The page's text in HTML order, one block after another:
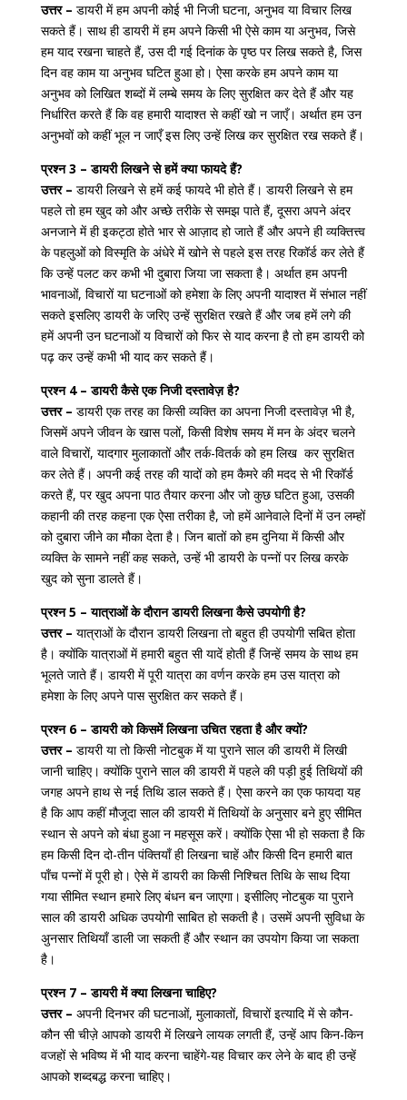
उत्तर – डायरी में हम अपनी कोई भी निजी घटना, अनुभव या विचार लिख
सकते हैं। साथ ही डायरी में हम अपने किसी भी ऐसे काम या अनुभव, जिसे
हम याद रखना चाहते हैं, उस दी गई दिनांक के पृष्ठ पर लिख सकते है, जिस
दिन वह काम या अनुभव घटित हुआ हो। ऐसा करके हम अपने काम या
अनुभव को लिखित शब्दों में लम्बे समय के लिए सुरक्षित कर देते हैं और यह
निर्धारित करते हैं कि वह हमारी यादाश्त से कहीं खो न जाएँ। अर्थात हम उन
अनुभवों को कहीं भूल न जाएँ इस लिए उन्हें लिख कर सुरक्षित रख सकते हैं।
प्रश्न 3 – डायरी लिखने से हमें क्या फायदे हैं?
उत्तर – डायरी लिखने से हमें कई फायदे भी होते हैं। डायरी लिखने से हम
पहले तो हम खुद को और अच्छे तरीके से समझ पाते हैं, दूसरा अपने अंदर
अनजाने में ही इकट्ठा होते भार से आज़ाद हो जाते हैं और अपने ही व्यक्तित्त्व
के पहलुओं को विस्मृति के अंधेरे में खोने से पहले इस तरह रिकॉर्ड कर लेते हैं
कि उन्हें पलट कर कभी भी दुबारा जिया जा सकता है। अर्थात हम अपनी
भावनाओं, विचारों या घटनाओं को हमेशा के लिए अपनी यादाश्त में संभाल नहीं
सकते इसलिए डायरी के जरिए उन्हें सुरक्षित रखते हैं और जब हमें लगे की
हमें अपनी उन घटनाओं य विचारों को फिर से याद करना है तो हम डायरी को
पढ़ कर उन्हें कभी भी याद कर सकते हैं।
प्रश्न 4 – डायरी कैसे एक निजी दस्तावेज़ है?
उत्तर – डायरी एक तरह का किसी व्यक्ति का अपना निजी दस्तावेज़ भी है,
जिसमें अपने जीवन के खास पलों, किसी विशेष समय में मन के अंदर चलने
वाले विचारों, यादगार मुलाकातों और तर्क-वितर्क को हम लिख कर सुरक्षित
कर लेते हैं। अपनी कई तरह की यादों को हम कैमरे की मदद से भी रिकॉर्ड
करते हैं, पर खुद अपना पाठ तैयार करना और जो कुछ घटित हुआ, उसकी
कहानी की तरह कहना एक ऐसा तरीका है, जो हमें आनेवाले दिनों में उन लम्हों
को दुबारा जीने का मौका देता है। जिन बातों को हम दुनिया में किसी और
व्यक्ति के सामने नहीं कह सकते, उन्हें भी डायरी के पन्नों पर लिख करके
खुद को सुना डालते हैं।
प्रश्न 5 – यात्राओं के दौरान डायरी लिखना कैसे उपयोगी है?
उत्तर – यात्राओं के दौरान डायरी लिखना तो बहुत ही उपयोगी सबित होता
है। क्योंकि यात्राओं में हमारी बहुत सी यादें होती हैं जिन्हें समय के साथ हम
भूलते जाते हैं। डायरी में पूरी यात्रा का वर्णन करके हम उस यात्रा को
हमेशा के लिए अपने पास सुरक्षित कर सकते हैं।
प्रश्न 6 – डायरी को किसमें लिखना उचित रहता है और क्यों?
उत्तर – डायरी या तो किसी नोटबुक में या पुराने साल की डायरी में लिखी
जानी चाहिए। क्योंकि पुराने साल की डायरी में पहले की पड़ी हुई तिथियों की
जगह अपने हाथ से नई तिथि डाल सकते हैं। ऐसा करने का एक फायदा यह
है कि आप कहीं मौजूदा साल की डायरी में तिथियों के अनुसार बने हुए सीमित
स्थान से अपने को बंधा हुआ न महसूस करें। क्योंकि ऐसा भी हो सकता है कि
हम किसी दिन दो-तीन पंक्तियाँ ही लिखना चाहें और किसी दिन हमारी बात
पाँच पन्नों में पूरी हो। ऐसे में डायरी का किसी निश्चित तिथि के साथ दिया
गया सीमित स्थान हमारे लिए बंधन बन जाएगा। इसीलिए नोटबुक या पुराने
साल की डायरी अधिक उपयोगी साबित हो सकती है। उसमें अपनी सुविधा के
अुनसार तिथियाँ डाली जा सकती हैं और स्थान का उपयोग किया जा सकता
है।
प्रश्न 7 – डायरी में क्या लिखना चाहिए?
उत्तर – अपनी दिनभर की घटनाओं, मुलाकातों, विचारों इत्यादि में से कौन-
कौन सी चीज़े आपको डायरी में लिखने लायक लगती हैं, उन्हें आप किन-किन
वजहों से भविष्य में भी याद करना चाहेंगे-यह विचार कर लेने के बाद ही उन्हें
आपको शब्दबद्ध करना चाहिए।